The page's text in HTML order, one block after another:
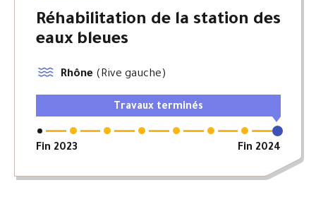
Réhabilitation de la station des
eaux bleues
Rhône (Rive gauche)
Travaux terminés
Fin 2023 Fin 2024